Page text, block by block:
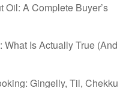
A Complete Buyer’s
Is Actually True (And
Gingelly, Til, Chekku